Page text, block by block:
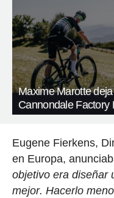
Maxime Marotte
Cannondale Factory
Eugene Fierkens,
en Europa,
objetivo era diseñar
mejor. Hacerlo